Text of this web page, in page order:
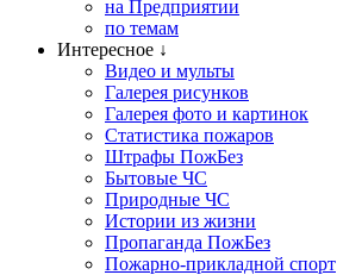
на Предприятии
по темам
Интересное ↓
Видео и мульты
Галерея рисунков
Галерея фото и картинок
Статистика пожаров
Штрафы ПожБез
Бытовые ЧС
Природные ЧС
Истории из жизни
Пропаганда ПожБез
Пожарно-прикладной спорт